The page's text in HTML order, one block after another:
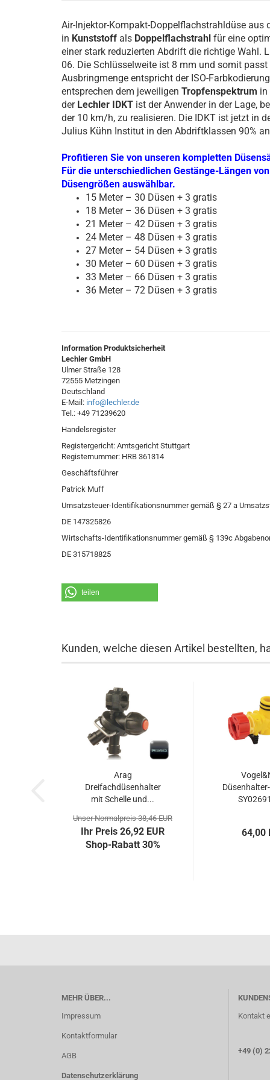
Air-Injektor-Kompakt-Doppelflachstrahldüse aus
in Kunststoff als Doppelflachstrahl für eine
einer stark reduzierten Abdrift die richtige Wahl.
06. Die Schlüsselweite ist 8 mm und somit
Ausbringmenge entspricht der ISO-
entsprechen dem jeweiligen Tropfenspektrum in
der Lechler IDKT ist der Anwender in der Lage,
der 10 km/h, zu realisieren. Die IDKT ist jetzt in
Julius Kühn Institut in den Abdriftklassen 90%
Profitieren Sie von unseren kompletten
Für die unterschiedlichen Gestänge-Längen
Düsengrößen auswählbar.
15 Meter – 30 Düsen + 3 gratis
18 Meter – 36 Düsen + 3 gratis
21 Meter – 42 Düsen + 3 gratis
24 Meter – 48 Düsen + 3 gratis
27 Meter – 54 Düsen + 3 gratis
30 Meter – 60 Düsen + 3 gratis
33 Meter – 66 Düsen + 3 gratis
36 Meter – 72 Düsen + 3 gratis
Information Produktsicherheit
Lechler GmbH
Ulmer Straße 128
72555 Metzingen
Deutschland
E-Mail: info@lechler.de
Tel.: +49 71239620
Handelsregister
Registergericht: Amtsgericht Stuttgart
Registernummer: HRB 361314
Geschäftsführer
Patrick Muff
Umsatzsteuer-Identifikationsnummer gemäß § 27 a
DE 147325826
Wirtschafts-Identifikationsnummer gemäß § 139c
DE 315718825
teilen
Kunden, welche diesen Artikel bestellten,
Arag
Dreifachdüsenhalter
mit Schelle und...
Unser Normalpreis 38,46 EUR
Ihr Preis 26,92 EUR
Shop-Rabatt 30%
64,00
MEHR ÜBER...
Impressum
Kontaktformular
AGB
Datenschutzerklärung
Kontakt
+49 (0)